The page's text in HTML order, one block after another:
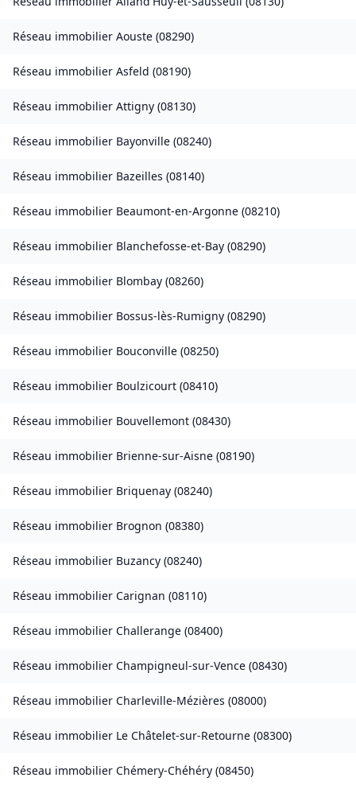
Réseau immobilier Aouste (08290)
Réseau immobilier Asfeld (08190)
Réseau immobilier Attigny (08130)
Réseau immobilier Bayonville (08240)
Réseau immobilier Bazeilles (08140)
Réseau immobilier Beaumont-en-Argonne (08210)
Réseau immobilier Blanchefosse-et-Bay (08290)
Réseau immobilier Blombay (08260)
Réseau immobilier Bossus-lès-Rumigny (08290)
Réseau immobilier Bouconville (08250)
Réseau immobilier Boulzicourt (08410)
Réseau immobilier Bouvellemont (08430)
Réseau immobilier Brienne-sur-Aisne (08190)
Réseau immobilier Briquenay (08240)
Réseau immobilier Brognon (08380)
Réseau immobilier Buzancy (08240)
Réseau immobilier Carignan (08110)
Réseau immobilier Challerange (08400)
Réseau immobilier Champigneul-sur-Vence (08430)
Réseau immobilier Charleville-Mézières (08000)
Réseau immobilier Le Châtelet-sur-Retourne (08300)
Réseau immobilier Chémery-Chéhéry (08450)